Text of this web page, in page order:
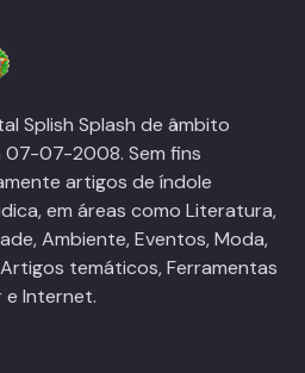
Splish Splash de âmbito
07-07-2008. Sem fins
artigos de índole
em áreas como Literatura,
Ambiente, Eventos, Moda,
temáticos, Ferramentas
e Internet.